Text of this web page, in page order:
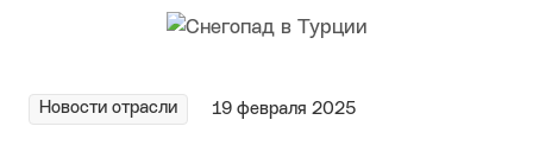
Новости отрасли 19 февраля 2025